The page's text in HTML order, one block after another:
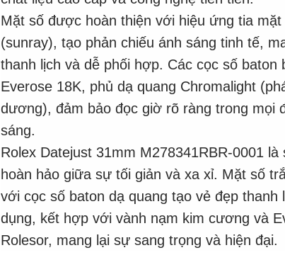
Mặt số được hoàn thiện với hiệu ứng tia
(sunray), tạo phản chiếu ánh sáng tinh tế,
thanh lịch và dễ phối hợp. Các cọc số baton
Everose 18K, phủ dạ quang Chromalight
dương), đảm bảo đọc giờ rõ ràng trong mọi
sáng.
Rolex Datejust 31mm M278341RBR-0001
hoàn hảo giữa sự tối giản và xa xỉ. Mặt số
với cọc số baton dạ quang tạo vẻ đẹp thanh
dụng, kết hợp với vành nạm kim cương và
Rolesor, mang lại sự sang trọng và hiện đại.